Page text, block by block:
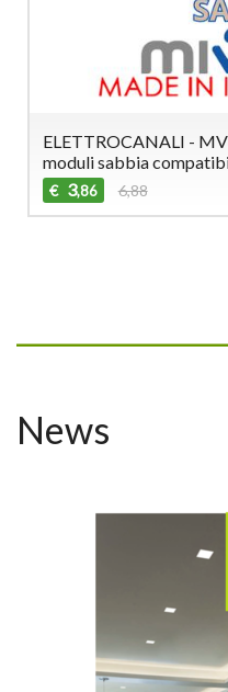
ELETTROCANALI -
moduli sabbia
€ 3,86 6,88
News